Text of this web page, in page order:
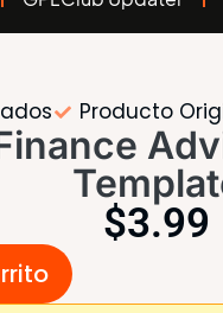
Producto
$3.99